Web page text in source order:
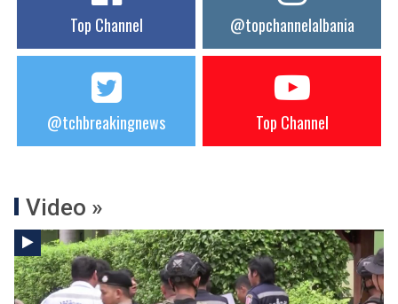
Top Channel @topchannelalbania
@tchbreakingnews Top Channel
Video »